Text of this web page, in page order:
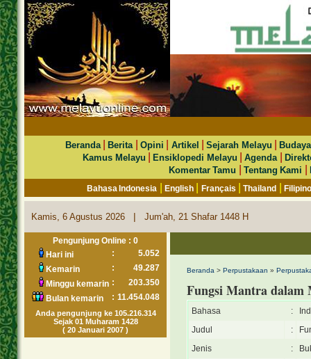
Beranda|Berita Opini Artikel |Sejarah Melayu |
Kamus Melayu
|Ensiklopedi Melayu |Agenda |
Komentar Tamu
|Tentang Kami |
Bahasa Indonesia |English Français |Thailand |
Kamis, 6 Agustus 2026 | Jum'ah, 21 Shafar 1448 H
Pengunjung Online : 0
Hari ini
:
5.052
Kemarin
:
49.287
Minggu kemarin :
203.350
Bulan kemarin
: 11.454.048
Anda pengunjung ke 105.216.314
Sejak 01 Muharam 1428
( 20 Januari 2007 )
Beranda > Perpustakaan »
Fungsi Mantra dalam
Bahasa :
Judul
:
Jenis
: